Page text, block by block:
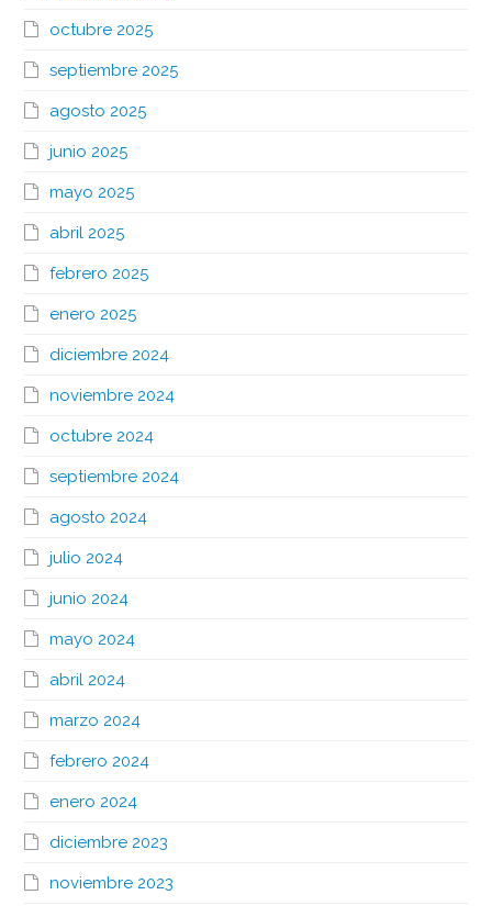
octubre 2025
septiembre 2025
agosto 2025
junio 2025
mayo 2025
abril 2025
febrero 2025
enero 2025
diciembre 2024
noviembre 2024
octubre 2024
septiembre 2024
agosto 2024
julio 2024
junio 2024
mayo 2024
abril 2024
marzo 2024
febrero 2024
enero 2024
diciembre 2023
noviembre 2023